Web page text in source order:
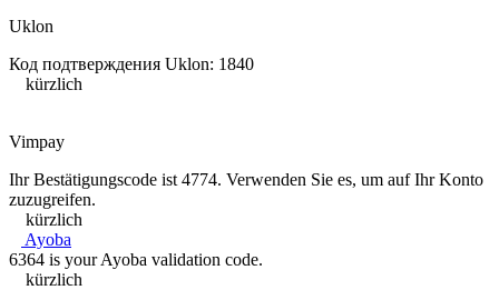
Uklon
Код подтверждения Uklon: 1840
kürzlich
Vimpay
Ihr Bestätigungscode ist 4774. Verwenden Sie es, um auf Ihr Konto
zuzugreifen.
kürzlich
Ayoba
6364 is your Ayoba validation code.
kürzlich